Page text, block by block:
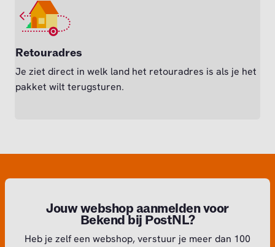
Retouradres
Je ziet direct in welk land het retouradres is als je het
pakket wilt terugsturen.
Jouw webshop aanmelden voor
Bekend bij PostNL?
Heb je zelf een webshop, verstuur je meer dan 100